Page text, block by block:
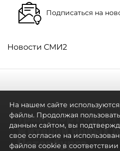
Подписаться на
Новости СМИ2
Не метро
транспорт будет
жителей новых
Петербурга
На нашем сайте
файлы. Продолжая
данным сайтом, вы
свое согласие на
файлов cookie в соответствии